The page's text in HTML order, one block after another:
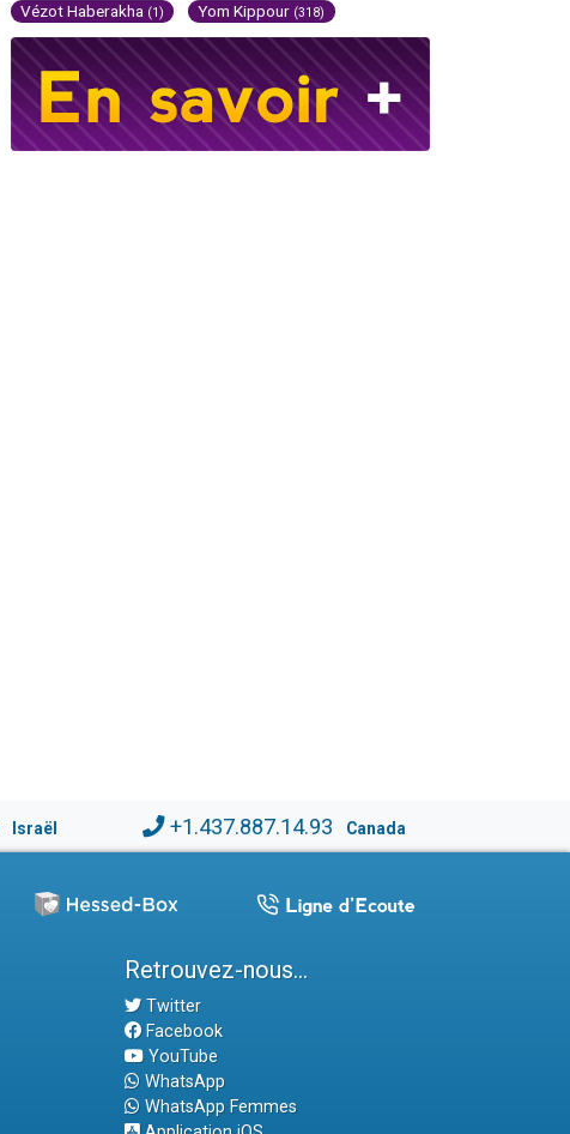
Vézot Haberakha (1) Yom Kippour (318)
Israël +1.437.887.14.93 Canada
Retrouvez-nous...
Twitter
Facebook
YouTube
WhatsApp
WhatsApp Femmes